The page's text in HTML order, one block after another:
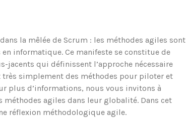
la mêlée de Scrum : les méthodes agiles sont
informatique. Ce manifeste se constitue de
jacents qui définissent l’approche nécessaire
très simplement des méthodes pour piloter et
plus d’informations, nous vous invitons à
agiles dans leur globalité. Dans cet
réflexion méthodologique agile.